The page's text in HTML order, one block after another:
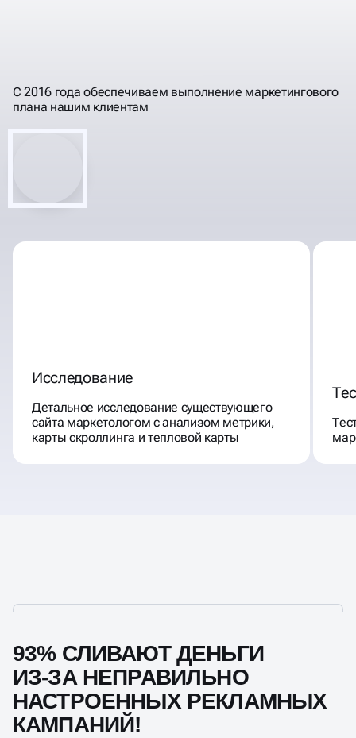
АУДИТА САЙТА
С 2016 года обеспечиваем выполнение маркетингового
плана нашим клиентам
Исследование
Детальное исследование существующего
сайта маркетологом с анализом метрики,
карты скроллинга и тепловой карты
93% СЛИВАЮТ ДЕНЬГИ
ИЗ-ЗА НЕПРАВИЛЬНО
НАСТРОЕННЫХ РЕКЛАМНЫХ
КАМПАНИЙ!